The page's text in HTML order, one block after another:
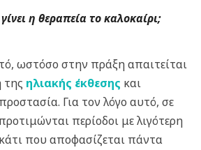
η θεραπεία το καλοκαίρι;
ωστόσο στην πράξη απαιτείται
ηλιακής έκθεσης και
Για τον λόγο αυτό, σε
περίοδοι με λιγότερη
που αποφασίζεται πάντα